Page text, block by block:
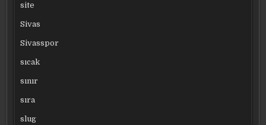
site
Sivas
Sivasspor
sıcak
sınır
sıra
slug